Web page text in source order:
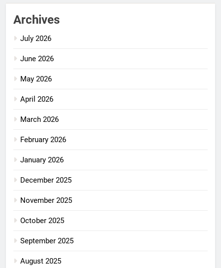
Archives
July 2026
June 2026
May 2026
April 2026
March 2026
February 2026
January 2026
December 2025
November 2025
October 2025
September 2025
August 2025